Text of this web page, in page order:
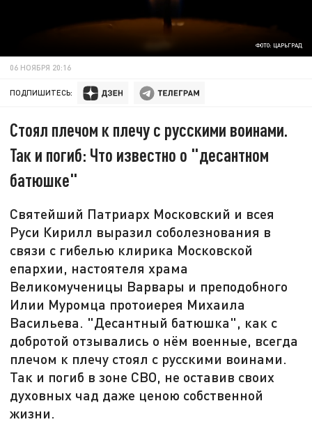
ФОТО: ЦАРЬГРАД
06 НОЯБРЯ 20:16
ПОДПИШИТЕСЬ:
Стоял плечом к плечу с русскими воинами.
Так и погиб: Что известно о "десантном
батюшке"
Святейший Патриарх Московский и всея
Руси Кирилл выразил соболезнования в
связи с гибелью клирика Московской
епархии, настоятеля храма
Великомученицы Варвары и преподобного
Илии Муромца протоиерея Михаила
Васильева. "Десантный батюшка", как с
добротой отзывались о нём военные, всегда
плечом к плечу стоял с русскими воинами.
Так и погиб в зоне СВО, не оставив своих
духовных чад даже ценою собственной
жизни.